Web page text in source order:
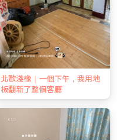
北歐淺橡｜一個下午，我用地
板翻新了整個客廳